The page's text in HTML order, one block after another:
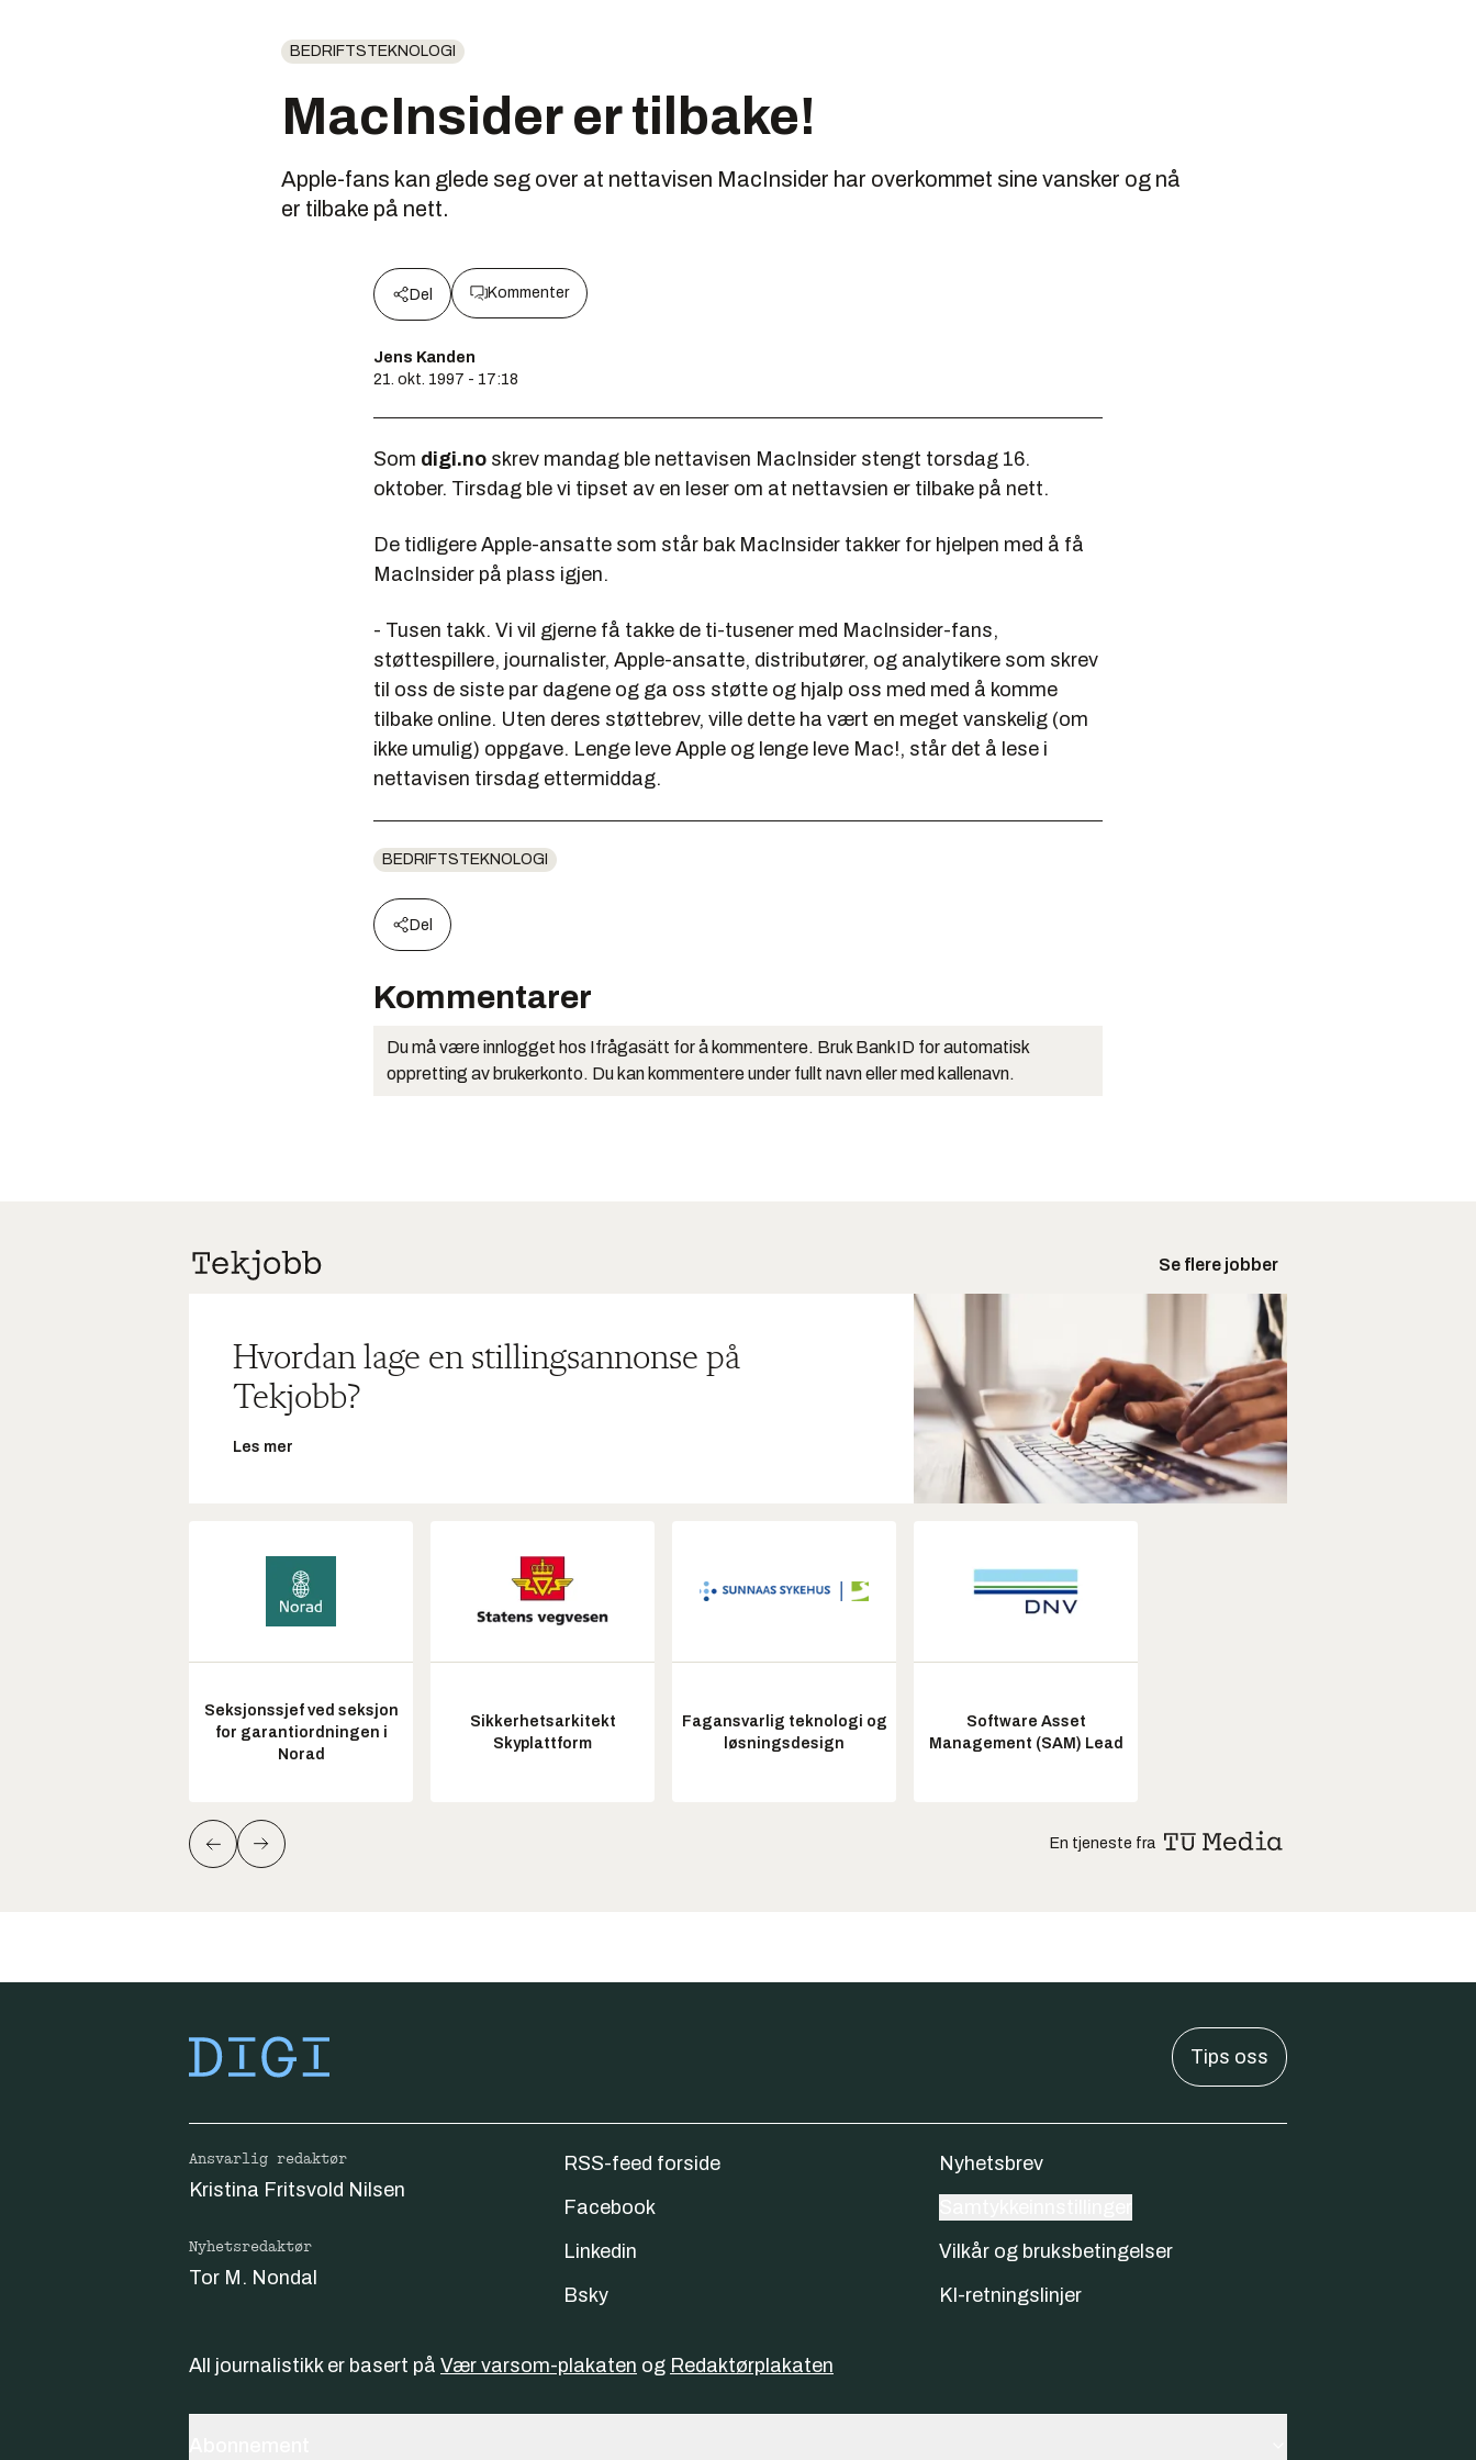
BEDRIFTSTEKNOLOGI
MacInsider er tilbake!
Apple-fans kan glede seg over at nettavisen MacInsider har overkommet sine vansker og nå
er tilbake på nett.
Del Kommenter
Jens Kanden
21. okt. 1997 - 17:18
Som digi.no skrev mandag ble nettavisen MacInsider stengt torsdag 16.
oktober. Tirsdag ble vi tipset av en leser om at nettavsien er tilbake på nett.
De tidligere Apple-ansatte som står bak MacInsider takker for hjelpen med å få
MacInsider på plass igjen.
- Tusen takk. Vi vil gjerne få takke de ti-tusener med MacInsider-fans,
støttespillere, journalister, Apple-ansatte, distributører, og analytikere som skrev
til oss de siste par dagene og ga oss støtte og hjalp oss med med å komme
tilbake online. Uten deres støttebrev, ville dette ha vært en meget vanskelig (om
ikke umulig) oppgave. Lenge leve Apple og lenge leve Mac!, står det å lese i
nettavisen tirsdag ettermiddag.
BEDRIFTSTEKNOLOGI
Del
Kommentarer
Du må være innlogget hos Ifrågasätt for å kommentere. Bruk BankID for automatisk
oppretting av brukerkonto. Du kan kommentere under fullt navn eller med kallenavn.
Se flere jobber
Hvordan lage en stillingsannonse på
Tekjobb?
Les mer
Seksjonssjef ved seksjon
for garantiordningen i
Norad
Sikkerhetsarkitekt
Skyplattform
Fagansvarlig teknologi og
løsningsdesign
Software Asset
Management (SAM) Lead
En tjeneste fra
Tips oss
Ansvarlig redaktør
Kristina Fritsvold Nilsen
Nyhetsredaktør
Tor M. Nondal
RSS-feed forside
Facebook
Linkedin
Bsky
Nyhetsbrev
Vilkår og bruksbetingelser
KI-retningslinjer
All journalistikk er basert på Vær varsom-plakaten og Redaktørplakaten